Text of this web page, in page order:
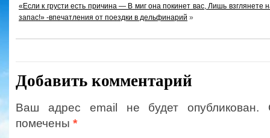
«Если к грусти есть причина — В миг она покинет вас, Лишь
запас!» -впечатления от поездки в дельфинарий »
Добавить комментарий
Ваш адрес email не будет опубликован.
помечены *